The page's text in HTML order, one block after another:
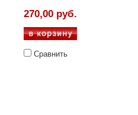
270,00 руб.
Сравнить